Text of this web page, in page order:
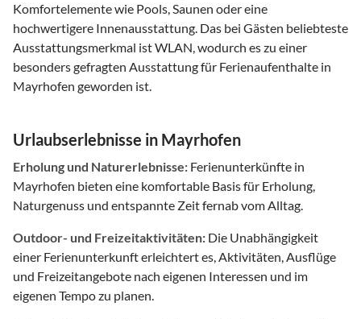
Komfortelemente wie Pools, Saunen oder eine
hochwertigere Innenausstattung. Das bei Gästen beliebteste
Ausstattungsmerkmal ist WLAN, wodurch es zu einer
besonders gefragten Ausstattung für Ferienaufenthalte in
Mayrhofen geworden ist.
Urlaubserlebnisse in Mayrhofen
Erholung und Naturerlebnisse: Ferienunterkünfte in
Mayrhofen bieten eine komfortable Basis für Erholung,
Naturgenuss und entspannte Zeit fernab vom Alltag.
Outdoor- und Freizeitaktivitäten: Die Unabhängigkeit
einer Ferienunterkunft erleichtert es, Aktivitäten, Ausflüge
und Freizeitangebote nach eigenen Interessen und im
eigenen Tempo zu planen.